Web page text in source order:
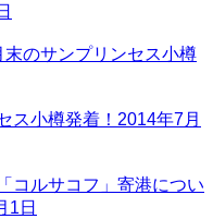
のサンプリンセス小樽
小樽発着！ 2014年7月
コルサコフ」寄港につい
1日